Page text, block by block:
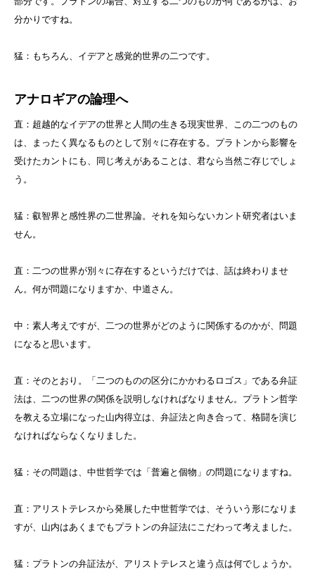
分かりですね。
猛：もちろん、イデアと感覚的世界の二つです。
アナロギアの論理へ
直：超越的なイデアの世界と人間の生きる現実世界、この二つのもの
は、まったく異なるものとして別々に存在する。プラトンから影響を
受けたカントにも、同じ考えがあることは、君なら当然ご存じでしょ
う。
猛：叡智界と感性界の二世界論。それを知らないカント研究者はいま
せん。
直：二つの世界が別々に存在するというだけでは、話は終わりませ
ん。何が問題になりますか、中道さん。
中：素人考えですが、二つの世界がどのように関係するのかが、問題
になると思います。
直：そのとおり。「二つのものの区分にかかわるロゴス」である弁証
法は、二つの世界の関係を説明しなければなりません。プラトン哲学
を教える立場になった山内得立は、弁証法と向き合って、格闘を演じ
なければならなくなりました。
猛：その問題は、中世哲学では「普遍と個物」の問題になりますね。
直：アリストテレスから発展した中世哲学では、そういう形になりま
すが、山内はあくまでもプラトンの弁証法にこだわって考えました。
猛：プラトンの弁証法が、アリストテレスと違う点は何でしょうか。